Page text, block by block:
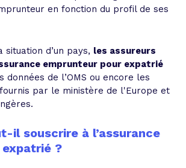
en fonction du profil de ses
situation d’un pays, les assureurs
emprunteur pour expatrié
données de l’OMS ou encore les
par le ministère de l'Europe et
il souscrire à l’assurance
?